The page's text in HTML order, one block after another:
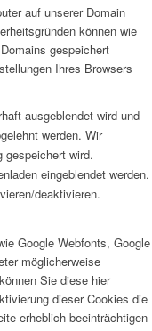
auf unserer Domain
können wie
gespeichert
Ihres Browsers
ausgeblendet wird und
werden. Wir
gespeichert wird.
eingeblendet werden.
deaktivieren.
Google Webfonts, Google
möglicherweise
Sie diese hier
dieser Cookies die
erheblich beeinträchtigen